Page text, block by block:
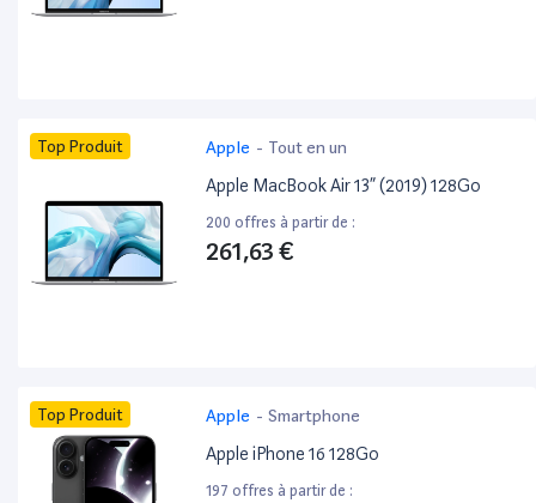
Top Produit Apple - Tout en un
Apple MacBook Air 13” (2019) 128Go
200 offres à partir de :
261,63 €
Top Produit Apple - Smartphone
Apple iPhone 16 128Go
197 offres à partir de :